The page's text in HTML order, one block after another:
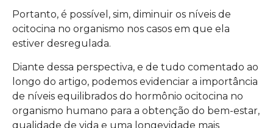
Portanto, é possível, sim, diminuir os níveis de
ocitocina no organismo nos casos em que ela
estiver desregulada.
Diante dessa perspectiva, e de tudo comentado ao
longo do artigo, podemos evidenciar a importância
de níveis equilibrados do hormônio ocitocina no
organismo humano para a obtenção do bem-estar,
qualidade de vida e uma longevidade mais